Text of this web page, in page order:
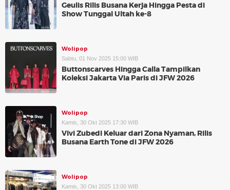
Geulis Rilis Busana Kerja Hingga Pesta di
Show Tunggal Ultah ke-8
Wolipop
Sabtu, 01 Nov 2025 15:00 WIB
Buttonscarves Hingga Calla Tampilkan
Koleksi Jakarta Via Paris di JFW 2026
Wolipop
Kamis, 30 Okt 2025 17:30 WIB
Vivi Zubedi Keluar dari Zona Nyaman, Rilis
Busana Earth Tone di JFW 2026
Wolipop
Kamis, 30 Okt 2025 13:00 WIB